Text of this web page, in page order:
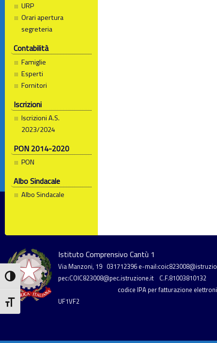
Attiva/disattiva alto contrasto
Attiva/disattiva dimensione testo
URP
Orari apertura
segreteria
Contabilità
Famiglie
Esperti
Fornitori
Iscrizioni
Iscrizioni A.S.
2023/2024
PON 2014-2020
PON
Albo Sindacale
Albo Sindacale
Istituto Comprensivo Cantù 1
Via Manzoni, 19 031712396 e-
pec:COIC823008@pec.istruzione.it
C.F.81003810132
codice IPA per fatturazione
UF1VF2